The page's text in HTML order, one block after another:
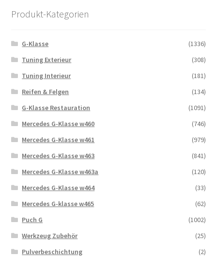
Produkt-Kategorien
G-Klasse
(1336)
Tuning Exterieur
(308)
Tuning Interieur
(181)
Reifen & Felgen
(134)
G-Klasse Restauration
(1091)
Mercedes G-Klasse w460
(746)
Mercedes G-Klasse w461
(979)
Mercedes G-Klasse w463
(841)
Mercedes G-Klasse w463a
(120)
Mercedes G-Klasse w464
(33)
Mercedes G-klasse w465
(62)
Puch G
(1002)
Werkzeug Zubehör
(25)
Pulverbeschichtung
(2)